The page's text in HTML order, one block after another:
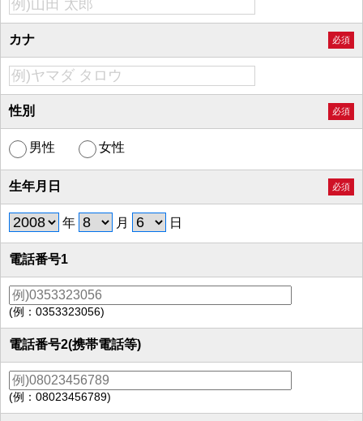
カナ 必須
性別 必須
男性 女性
生年月日 必須
年 月 日
電話番号1
(例：0353323056)
電話番号2(携帯電話等)
(例：08023456789)